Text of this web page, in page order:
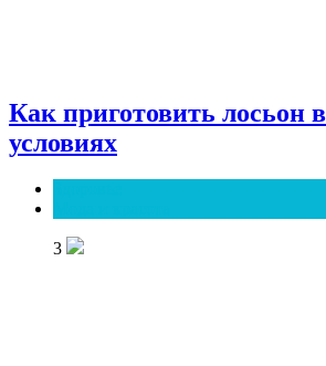
Как приготовить лосьон
условиях
3